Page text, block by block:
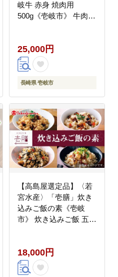
岐牛 赤身 焼肉用
500g《壱岐市》 牛肉
25,000円
長崎県 壱岐市
【高島屋選定品】〈若
宮水産〉「壱膳」炊き
込みご飯の素《壱岐
市》 炊き込みご飯 五目
ト
18,000円